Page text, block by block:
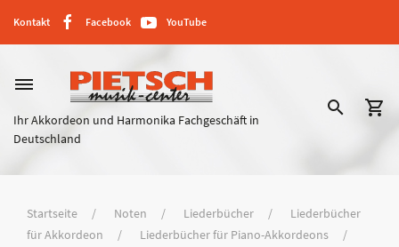
Kontakt Facebook YouTube
dehaze
Ihr Akkordeon und Harmonika Fachgeschäft in
Deutschland
search shopping_cart
Startseite Noten Liederbücher
Liederbücher
für Akkordeon
Liederbücher für Piano-Akkordeons